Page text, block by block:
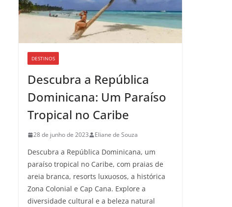
DESTINOS
Descubra a República
Dominicana: Um Paraíso
Tropical no Caribe
28 de junho de 2023 Eliane de Souza
Descubra a República Dominicana, um
paraíso tropical no Caribe, com praias de
areia branca, resorts luxuosos, a histórica
Zona Colonial e Cap Cana. Explore a
diversidade cultural e a beleza natural